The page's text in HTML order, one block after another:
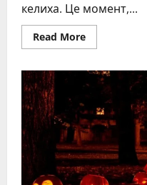
келиха. Це момент,...
Read MoreRead
more
тост
за
жінок:
традиція,
значення
і
секрети